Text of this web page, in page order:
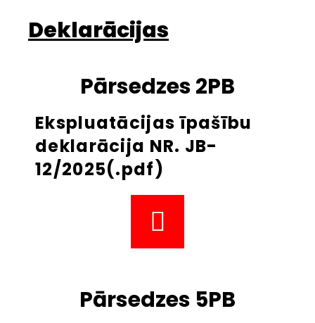
Deklarācijas
Pārsedzes 2PB
Ekspluatācijas īpašību
deklarācija NR. JB-
12/2025(.pdf)
Pārsedzes 5PB